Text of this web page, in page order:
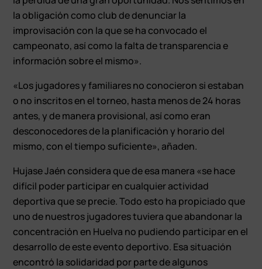
la obligación como club de denunciar la
improvisación con la que se ha convocado el
campeonato, así como la falta de transparencia e
información sobre el mismo».
«Los jugadores y familiares no conocieron si estaban
o no inscritos en el torneo, hasta menos de 24 horas
antes, y de manera provisional, así como eran
desconocedores de la planificación y horario del
mismo, con el tiempo suficiente», añaden.
Hujase Jaén considera que de esa manera «se hace
difícil poder participar en cualquier actividad
deportiva que se precie. Todo esto ha propiciado que
uno de nuestros jugadores tuviera que abandonar la
concentración en Huelva no pudiendo participar en el
desarrollo de este evento deportivo. Esa situación
encontró la solidaridad por parte de algunos